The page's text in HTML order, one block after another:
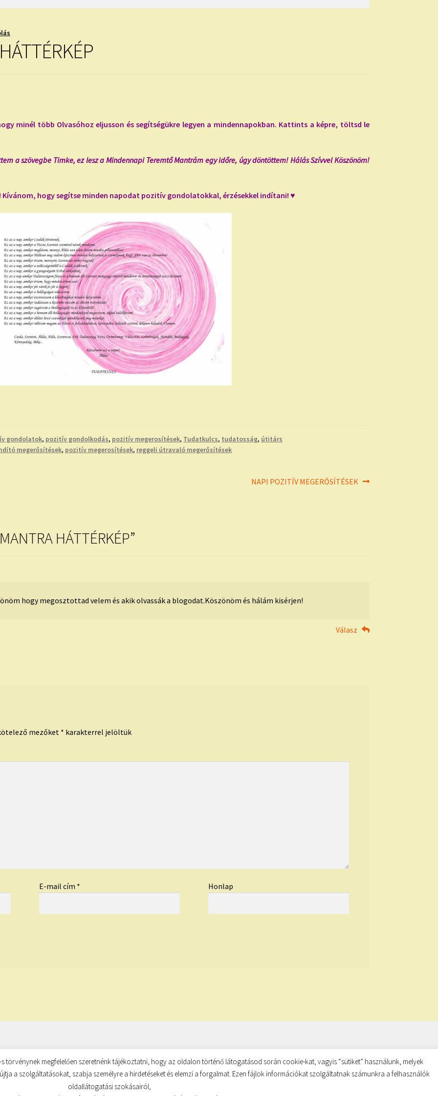
minél több Olvasóhoz eljusson és segítségükre legyen a mindennapokban. Kattints a képre, töltsd le
a szövegbe Timke, ez lesz a Mindennapi Teremtő Mantrám egy időre, úgy döntöttem! Hálás Szívvel Köszönöm!
hogy segítse minden napodat pozitív gondolatokkal, érzésekkel indítani! ♥
gondolatok, pozitív gondolkodás, pozitív megerosítések, Tudatkulcs, tudatosság, útitárs
megerősítések, pozitív megerosítések, reggeli útravaló megerősítések
Next
NAPI POZITÍV MEGERŐSÍTÉSEK
HÁTTÉRKÉP”
hogy megosztottad velem és akik olvassák a blogodat.Köszönöm és hálám kisérjen!
Válasz
mezőket * karakterrel jelöltük
E-mail cím * Honlap
törvénynek megfelelően szeretnénk tájékoztatni, hogy az oldalon történő látogatásod során cookie-kat, vagyis “sütiket” használunk, melyek
a szolgáltatásokat, szabja személyre a hirdetéseket és elemzi a forgalmat. Ezen fájlok információkat szolgáltatnak számunkra a felhasználók
oldallátogatási szokásairól,